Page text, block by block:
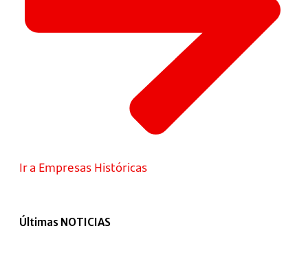
Ir a Empresas Históricas
Últimas NOTICIAS